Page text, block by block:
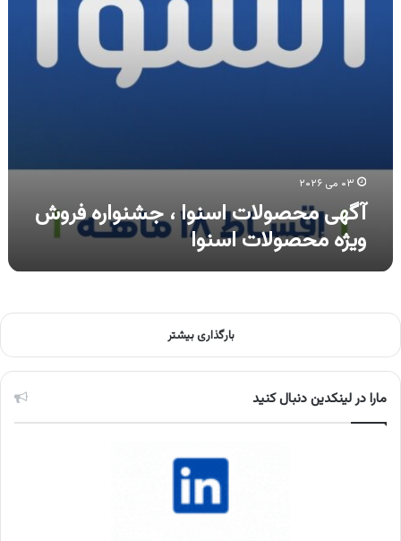
۰۳ می ۲۰۲۶
آگهی محصولات اسنوا ، جشنواره فروش
ویژه محصولات اسنوا
بارگذاری بیشتر
مارا در لینکدین دنبال کنید